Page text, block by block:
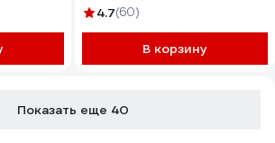
XPT (BL1830B DC18SD)
4.7(60)
В корзину
Показать еще 40